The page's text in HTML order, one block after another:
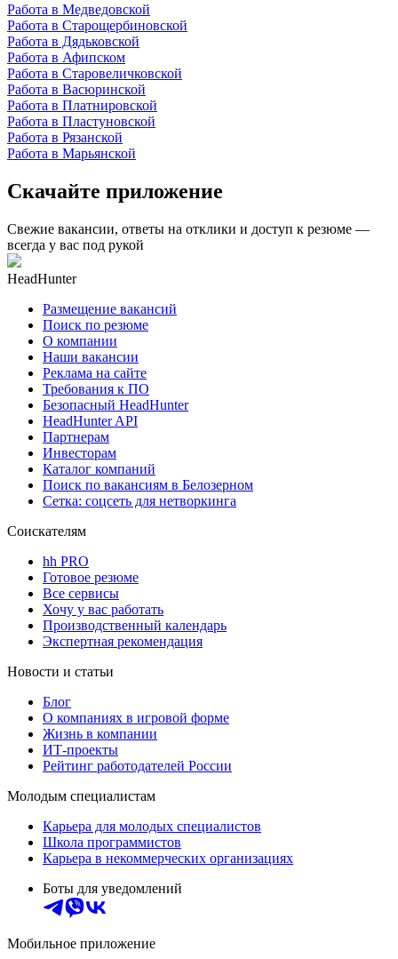
Работа в Медведовской
Работа в Старощербиновской
Работа в Дядьковской
Работа в Афипском
Работа в Старовеличковской
Работа в Васюринской
Работа в Платнировской
Работа в Пластуновской
Работа в Рязанской
Работа в Марьянской
Скачайте приложение
Свежие вакансии, ответы на отклики и доступ к резюме —
всегда у вас под рукой
HeadHunter
Размещение вакансий
Поиск по резюме
О компании
Наши вакансии
Реклама на сайте
Требования к ПО
Безопасный HeadHunter
HeadHunter API
Партнерам
Инвесторам
Каталог компаний
Поиск по вакансиям в Белозерном
Сетка: соцсеть для нетворкинга
Соискателям
hh PRO
Готовое резюме
Все сервисы
Хочу у вас работать
Производственный календарь
Экспертная рекомендация
Новости и статьи
Блог
О компаниях в игровой форме
Жизнь в компании
ИТ-проекты
Рейтинг работодателей России
Молодым специалистам
Карьера для молодых специалистов
Школа программистов
Карьера в некоммерческих организациях
Боты для уведомлений
Мобильное приложение